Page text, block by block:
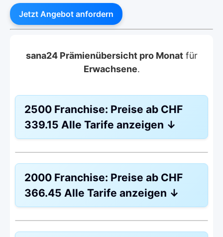
Jetzt Angebot anfordern
sana24 Prämienübersicht pro Monatfür
Erwachsene.
2500 Franchise: Preise ab CHF
339.15 Alle Tarife anzeigen ↓
Ohne Unfalldeckung:
CHF 339.15
Mit Unfalldeckung:
2000 Franchise: Preise ab CHF
366.45 Alle Tarife anzeigen ↓